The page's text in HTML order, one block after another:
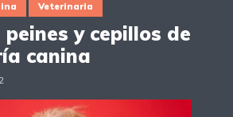
Veterinaria
y cepillos de
canina